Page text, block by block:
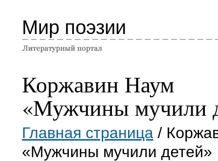
Мир поэзии
Коржавин Наум
«Мужчины мучили
Главная страница /
«Мужчины мучили детей»